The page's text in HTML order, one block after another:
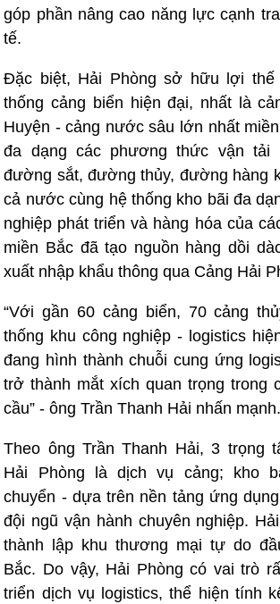
góp phần nâng cao năng lực cạnh
tế.
Đặc biệt, Hải Phòng sở hữu lợi
thống cảng biển hiện đại, nhất là
Huyện - cảng nước sâu lớn nhất
đa dạng các phương thức vận tải
đường sắt, đường thủy, đường hàng
cả nước cùng hệ thống kho bãi đa
nghiệp phát triển và hàng hóa của
miền Bắc đã tạo nguồn hàng dồi
xuất nhập khẩu thông qua Cảng Hải
“Với gần 60 cảng biển, 70 cảng
thống khu công nghiệp - logistics
đang hình thành chuỗi cung ứng
trở thành mắt xích quan trọng trong
cầu” - ông Trần Thanh Hải nhấn mạnh.
Theo ông Trần Thanh Hải, 3 trọng
Hải Phòng là dịch vụ cảng; kho
chuyển - dựa trên nền tảng ứng
đội ngũ vận hành chuyên nghiệp.
thành lập khu thương mại tự do
Bắc. Do vậy, Hải Phòng có vai trò
triển dịch vụ logistics, thể hiện tính